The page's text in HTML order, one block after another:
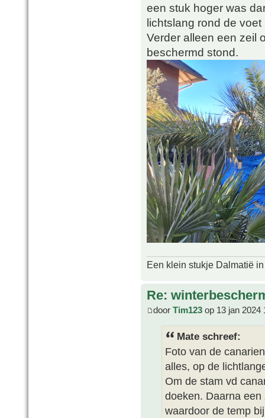
een stuk hoger was
lichtslang rond de
Verder alleen een zeil
beschermd stond.
Een klein stukje Dalmatië
Re:
door Tim123 op 13 jan 2024
Mate schreef:
Foto van de
alles, op de
Om de stam vd
doeken. Daarna
waardoor de temp